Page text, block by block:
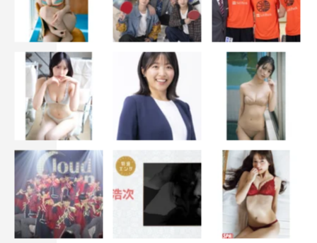
続いて、役作りについての話題に。動画クリエイターを
演じた清水は、本作に出演している人気YouTuberの水溜
りボンドについて「普段からYouTubeを観ていて、水溜
りボンドさんも観ていました。なので、いつも携帯の画面
で見てる人が、と思ってすごくうれしかったです！ただ、
心霊系の動画を観てしまうと、どうしても真似してしまい
そうだったので、そこは観ないで撮影に臨みました」と。
さらに「僕も今回、役で動画の自撮りをやってみて気づ
いたんですが、モニターを見てどう映ってるか確認しなが
ら目線をレンズに合わせるのがすごく大変なんです。でも
プロの方たちは、画面の向こうにいる視聴者さんに直接語
りかけるようにレンズを真っすぐ見て話しているから、プ